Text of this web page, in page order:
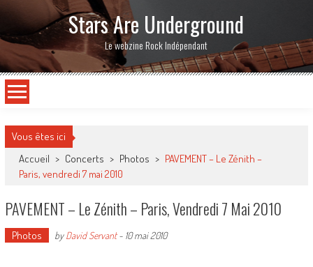
Stars Are Underground
Le webzine Rock Indépendant
Vous êtes ici
Accueil > Concerts > Photos > PAVEMENT – Le Zénith –
Paris, vendredi 7 mai 2010
PAVEMENT – Le Zénith – Paris, Vendredi 7 Mai 2010
Photos byDavid Servant- 10 mai 2010